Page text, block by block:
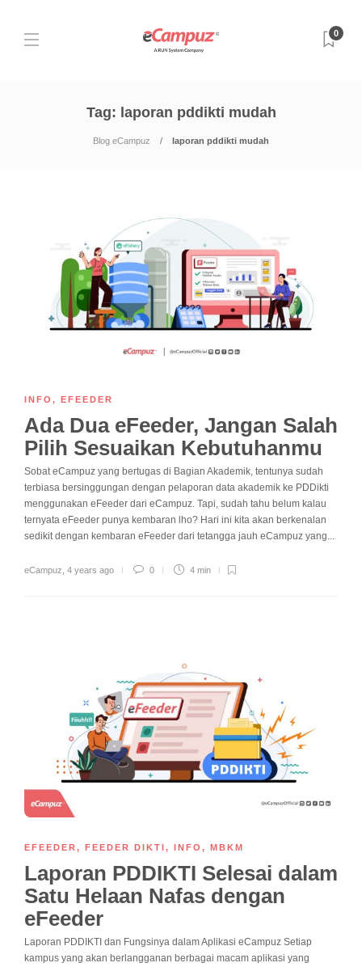
0
Tag: laporan pddikti mudah
Blog eCampuz laporan pddikti mudah
INFO , EFEEDER
Ada Dua eFeeder, Jangan Salah
Pilih Sesuaikan Kebutuhanmu
Sobat eCampuz yang bertugas di Bagian Akademik, tentunya sudah
terbiasa bersinggungan dengan pelaporan data akademik ke PDDikti
menggunakan eFeeder dari eCampuz. Tapi, sudah tahu belum kalau
ternyata eFeeder punya kembaran lho? Hari ini kita akan berkenalan
sedikit dengan kembaran eFeeder dari tetangga jauh eCampuz yang...
eCampuz 4 years ago 0 4 min
EFEEDER, FEEDER DIKTI, INFO , MBKM
Laporan PDDIKTI Selesai dalam
Satu Helaan Nafas dengan
eFeeder
Laporan PDDIKTI dan Fungsinya dalam Aplikasi eCampuz Setiap
kampus yang akan berlangganan berbagai macam aplikasi yang